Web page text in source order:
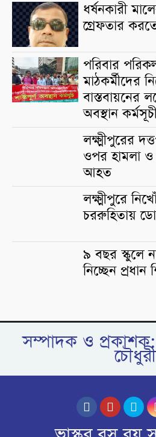
ধর্ষনকারী
গ্রেফতার
পরিবার
মাঠকর্মীদের
বাস্তবায়নের
অবস্থান
লক্ষ্মীপুরের
ওপর হামলা ও
আহত
লক্ষ্মীপুরে
চররুহিতায়
৯ বছর স্কুলে
নিচ্ছেন প্রধান
সম্পাদক ও
চৌধুরী